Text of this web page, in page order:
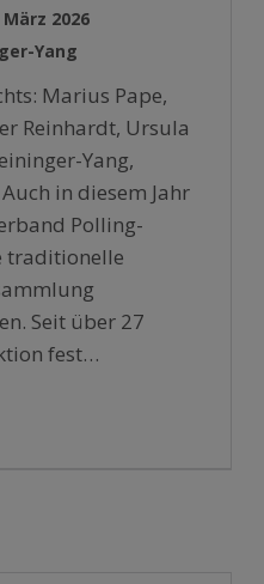
März 2026
Yang
Marius Pape,
Reinhardt, Ursula
Yang,
in diesem Jahr
Polling-
traditionelle
Seit über 27
fest…